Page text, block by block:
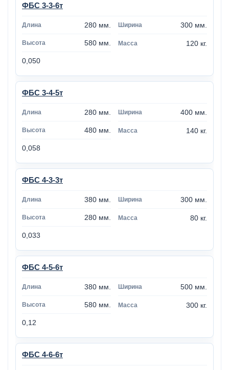
ФБС 3-3-6т
280 мм. 300 мм.
580 мм. 120 кг.
0,050
ФБС 3-4-5т
280 мм. 400 мм.
480 мм. 140 кг.
0,058
ФБС 4-3-3т
380 мм. 300 мм.
280 мм. 80 кг.
0,033
ФБС 4-5-6т
380 мм. 500 мм.
580 мм. 300 кг.
0,12
ФБС 4-6-6т